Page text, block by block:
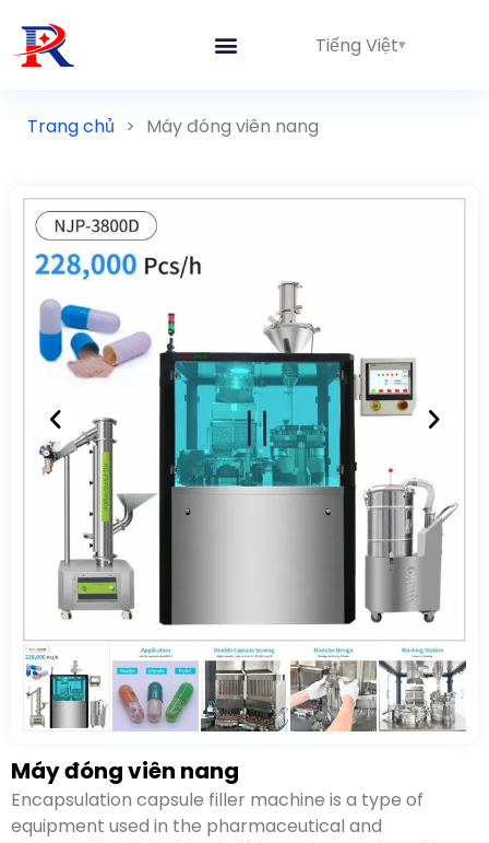
Tiếng Việt
Trang chủ > Máy đóng viên nang
Máy đóng viên nang
Máy đóng viên nang đóng gói là một loại thiết bị được
sử dụng trong ngành dược phẩm và dinh dưỡng để lấp